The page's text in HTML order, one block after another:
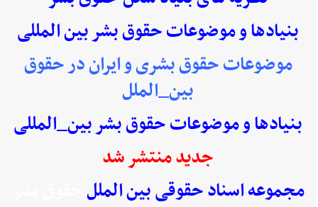
بنیادها و موضوعات حقوق بشر بین المللی
موضوعات حقوق بشری و ایران در حقوق
بین_الملل
بنیادها و موضوعات حقوق بشر بین_المللی
جدید منتشر شد
مجموعه اسناد حقوقی بین الملل